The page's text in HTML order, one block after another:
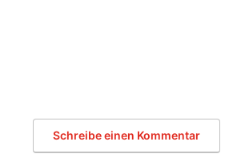
Schreibe einen Kommentar